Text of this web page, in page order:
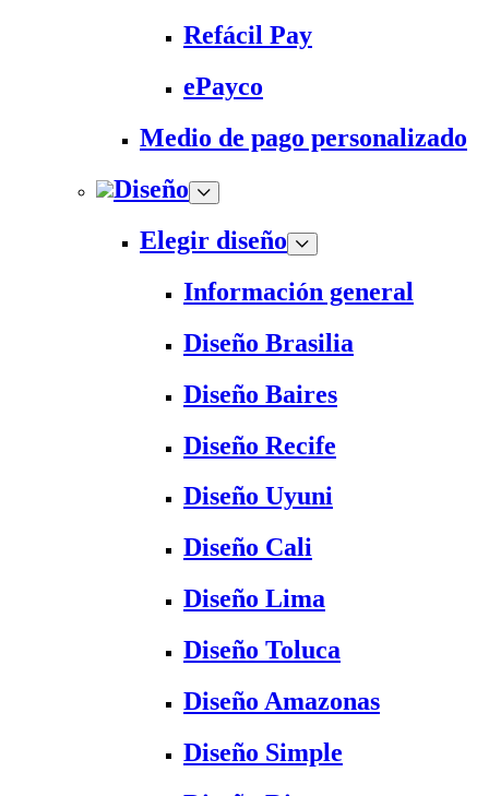
Refácil Pay
ePayco
Medio de pago personalizado
Diseño
Elegir diseño
Información general
Diseño Brasilia
Diseño Baires
Diseño Recife
Diseño Uyuni
Diseño Cali
Diseño Lima
Diseño Toluca
Diseño Amazonas
Diseño Simple